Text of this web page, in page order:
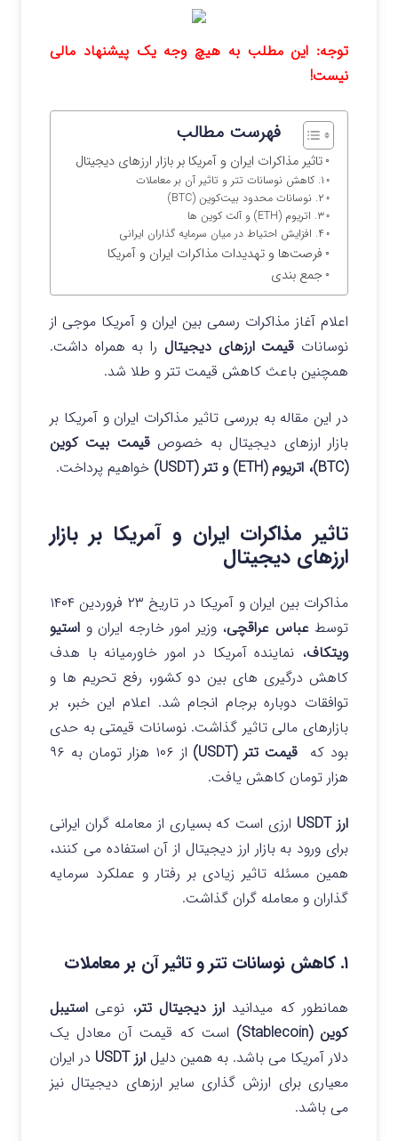
توجه: این مطلب به هیچ وجه یک پیشنهاد مالی
نیست!
فهرست مطالب
تاثیر مذاکرات ایران و آمریکا بر بازار ارزهای دیجیتال
۱. کاهش نوسانات تتر و تاثیر آن بر معاملات
۲. نوسانات محدود بیت‌کوین (BTC)
۳. اتریوم (ETH) و آلت‌ کوین‌ ها
۴. افزایش احتیاط در میان سرمایه‌ گذاران ایرانی
فرصت‌ها و تهدیدات مذاکرات ایران و آمریکا
جمع بندی
اعلام آغاز مذاکرات رسمی بین ایران و آمریکا موجی از
نوسانات قیمت ارزهای دیجیتال را به همراه داشت.
همچنین باعث کاهش قیمت تتر و طلا شد.
در این مقاله به بررسی تاثیر مذاکرات ایران و آمریکا بر
بازار ارزهای دیجیتال به خصوصقیمت بیت کوین
(BTC)، اتریوم (ETH) و تتر (USDT)
خواهیم پرداخت.
تاثیر مذاکرات ایران و آمریکا بر بازار
ارزهای دیجیتال
مذاکرات بین ایران و آمریکا در تاریخ ۲۳ فروردین ۱۴۰۴
توسطعباس عراقچی، وزیر امور خارجه ایران و استیو
ویتکاف، نماینده آمریکا در امور خاورمیانه با هدف
کاهش درگیری های بین دو کشور، رفع تحریم ها و
توافقات دوباره برجام انجام شد. اعلام این خبر، بر
بازارهای مالی تاثیر گذاشت. نوسانات قیمتی به حدی
بود که قیمت تتر (USDT)
از ۱۰۶ هزار تومان به ۹۶
هزار تومان کاهش یافت.
ارز USDT
ارزی است که بسیاری از معامله گران ایرانی
برای ورود به بازار ارز دیجیتال از آن استفاده می کنند،
همین مسئله تاثیر زیادی بر رفتار و عملکرد سرمایه
گذاران و معامله گران گذاشت.
۱. کاهش نوسانات تتر و تاثیر آن بر معاملات
همانطور که میدانید ارز دیجیتال تتر، نوعی استیبل
کوین (Stablecoin)
است که قیمت آن معادل یک
دلار آمریکا می باشد. به همین دلیل ارز USDT
در ایران
معیاری برای ارزش‌ گذاری سایر ارزهای دیجیتال نیز
می باشد.